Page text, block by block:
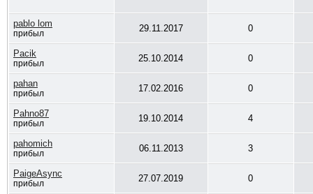
pablo lom
прибыл 29.11.2017 0
Pacik
прибыл 25.10.2014 0
pahan
прибыл 17.02.2016 0
Pahno87
прибыл 19.10.2014 4
pahomich
прибыл 06.11.2013 3
PaigeAsync
прибыл 27.07.2019 0